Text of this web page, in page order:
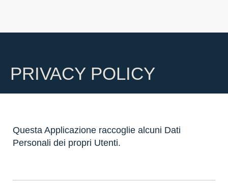
PRIVACY POLICY
Questa Applicazione raccoglie alcuni Dati
Personali dei propri Utenti.